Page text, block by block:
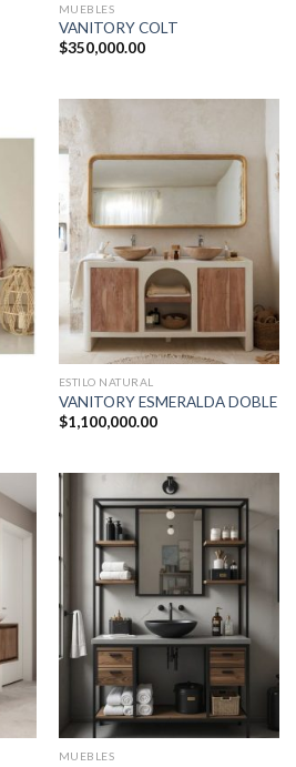
MUEBLES
VANITORY COLT
$350,000.00
ESTILO NATURAL
VANITORY ESMERALDA DOBLE
$1,100,000.00
MUEBLES